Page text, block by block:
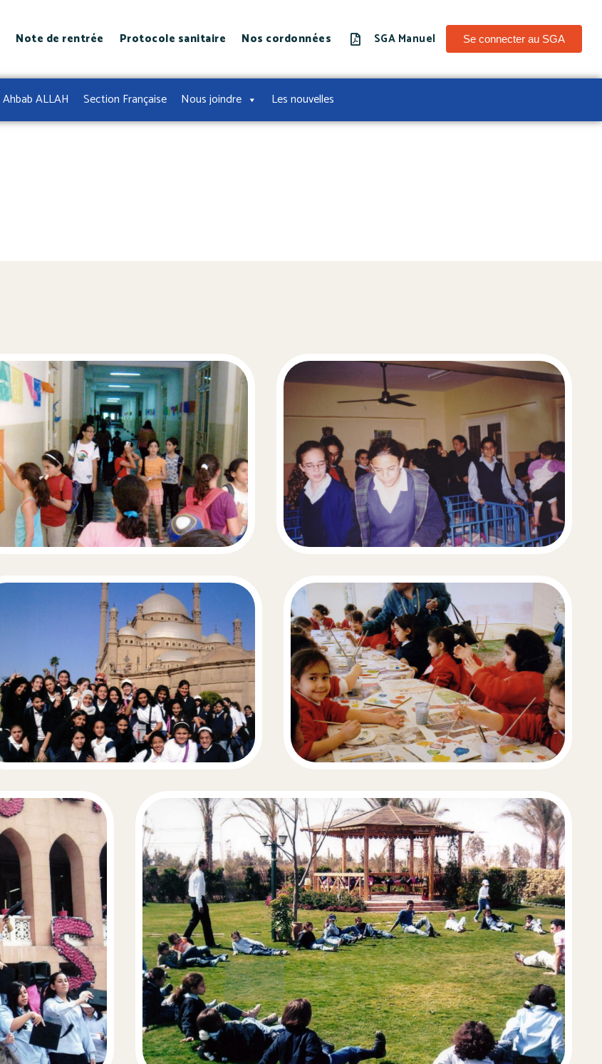
Note de rentrée Protocole sanitaire Nos cordonnées SGA Manuel Se connecter au SGA
Ahbab ALLAH Section Française Nous joindre Les nouvelles